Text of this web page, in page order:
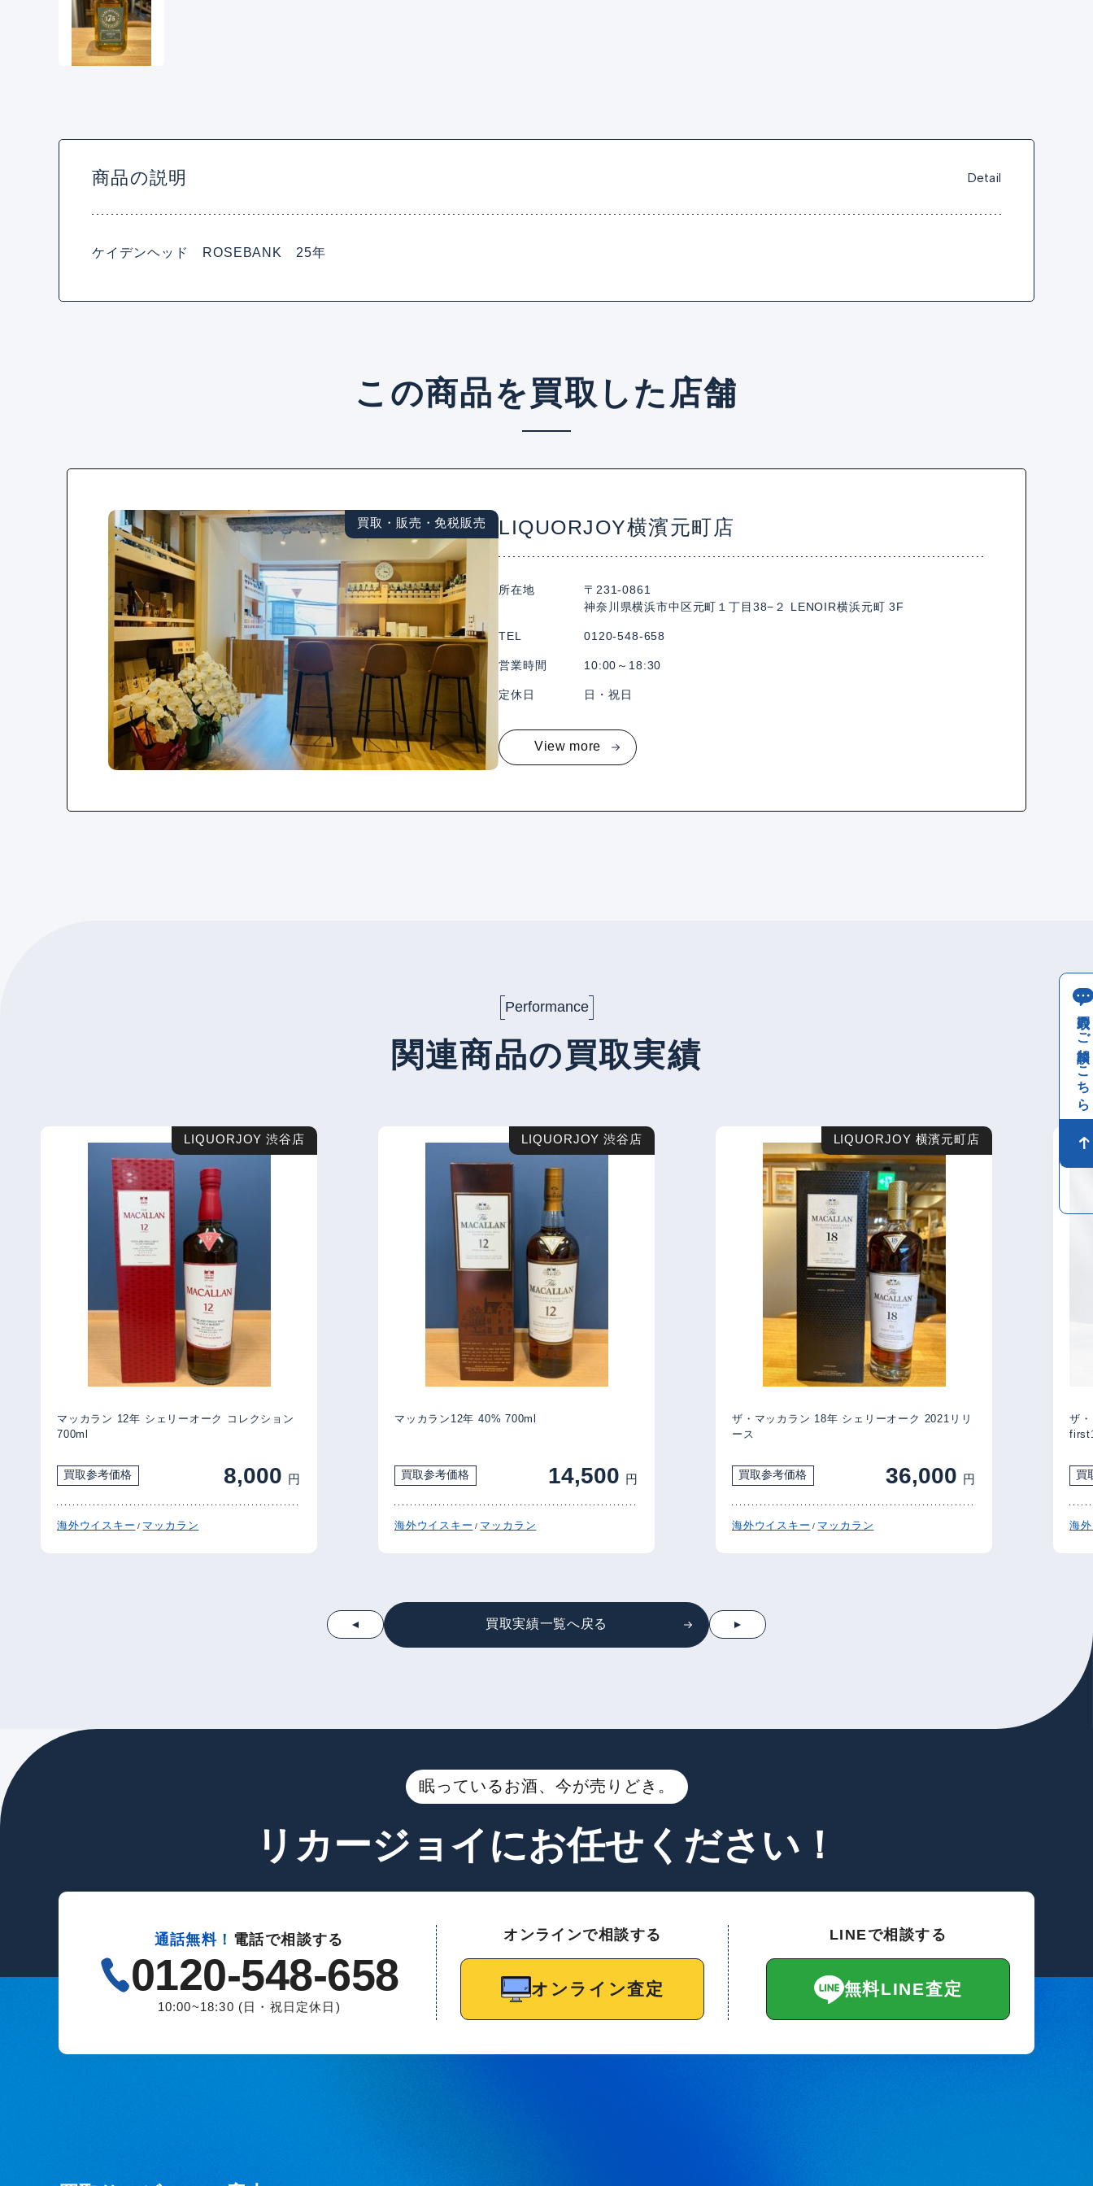
商品の説明 Detail
ケイデンヘッド ROSEBANK 25年
この商品を買取した店舗
買取・販売・免税販売 LIQUORJOY横濱元町店
所在地
〒231-0861
神奈川県横浜市中区元町１丁目38−２ LENOIR横浜元町 3F
TEL 0120-548-658
営業時間 10:00～18:30
定休日 日・祝日
View more
Performance
関連商品の買取実績
LIQUORJOY 渋谷店
マッカラン 12年 シェリーオーク コレクション
700ml
買取参考価格 8,000 円
海外ウイスキー / マッカラン
LIQUORJOY 渋谷店
マッカラン12年 40% 700ml
買取参考価格 14,500 円
海外ウイスキー / マッカラン
LIQUORJOY 横濱元町店
ザ・マッカラン 18年 シェリーオーク 2021リリ
ース
買取参考価格 36,000 円
海外ウイスキー / マッカラン
ザ
買
海
買取実績一覧へ戻る
眠っているお酒、今が売りどき。
リカージョイにお任せください！
通話無料！ 電話で相談する
0120-548-658
10:00~18:30 (日・祝日定休日)
オンラインで相談する
オンライン査定
LINEで相談する
無料LINE査定
買取のご相談はこちら